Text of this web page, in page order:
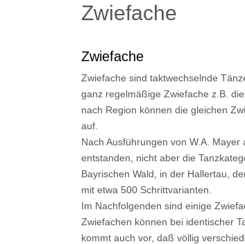
Zwiefache
Zwiefache
Zwiefache sind taktwechselnde
ganz regelmäßige Zwiefache z.B.
nach Region können die gleichen
auf.
Nach Ausführungen von W.A.
entstanden, nicht aber die
Bayrischen Wald, in der Hallertau,
mit etwa 500 Schrittvarianten.
Im Nachfolgenden sind einige
Zwiefachen können bei identischer
kommt auch vor, daß völlig